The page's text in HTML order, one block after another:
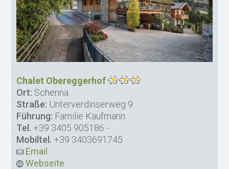
Chalet Obereggerhof
Ort: Schenna
Straße: Unterverdinserweg 9
Führung: Familie Kaufmann
Tel. +39 3405 905186 -
Mobiltel. +39 3403691745
Email
Webseite